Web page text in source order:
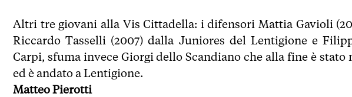
Altri tre giovani alla Vis Cittadella: i difensori Mattia Gavioli
Riccardo Tasselli (2007) dalla Juniores del Lentigione e
Carpi, sfuma invece Giorgi dello Scandiano che alla fine è stato
ed è andato a Lentigione.
Matteo Pierotti